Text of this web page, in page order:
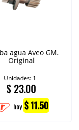
agua Aveo GM.
Original
Unidades: 1
$ 23.00
hoy $ 11.50